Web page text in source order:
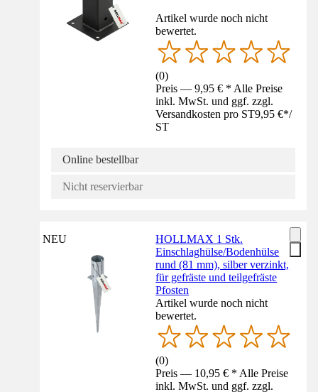
Artikel wurde noch nicht
bewertet.
(0)
Preis — 9,95 € * Alle Preise
inkl. MwSt. und ggf. zzgl.
Versandkosten pro ST9,95 €*/
ST
Online bestellbar
Nicht reservierbar
NEU
HOLLMAX 1 Stk.
Einschlaghülse/Bodenhülse
rund (81 mm), silber verzinkt,
für gefräste und teilgefräste
Pfosten
Artikel wurde noch nicht
bewertet.
(0)
Preis — 10,95 € * Alle Preise
inkl. MwSt. und ggf. zzgl.